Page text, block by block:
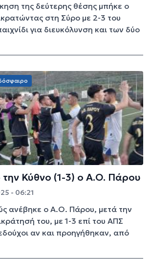
της δεύτερης θέσης μπήκε ο
στη Σύρο με 2-3 του
για διευκόλυνση και των δύο
Κύθνο (1-3) ο Α.Ο. Πάρου
- 06:21
ανέβηκε ο Α.Ο. Πάρου, μετά την
του, με 1-3 επί του ΑΠΣ
αν και προηγήθηκαν, από